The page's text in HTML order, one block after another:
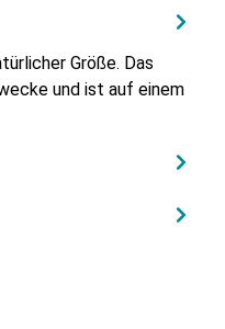
Größe. Das
und ist auf einem